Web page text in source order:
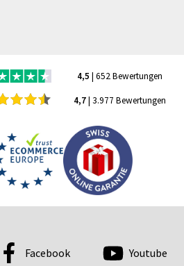
4,5 | 652 Bewertungen
4,7| 3.977 Bewertungen
Facebook Youtube